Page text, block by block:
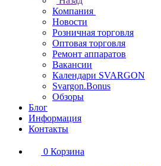
Компания
Новости
Розничная торговля
Оптовая торговля
Ремонт аппаратов
Вакансии
Календари SVARGON
Svargon.Bonus
Обзоры
Блог
Информация
Контакты
0 Корзина